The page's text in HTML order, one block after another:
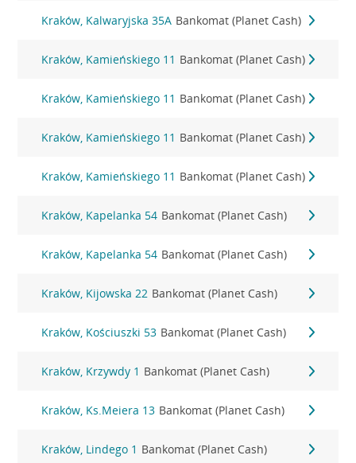
Kraków, Kalwaryjska 35A Bankomat (Planet Cash)
Kraków, Kamieńskiego 11 Bankomat (Planet Cash)
Kraków, Kamieńskiego 11 Bankomat (Planet Cash)
Kraków, Kamieńskiego 11 Bankomat (Planet Cash)
Kraków, Kamieńskiego 11 Bankomat (Planet Cash)
Kraków, Kapelanka 54 Bankomat (Planet Cash)
Kraków, Kapelanka 54 Bankomat (Planet Cash)
Kraków, Kijowska 22 Bankomat (Planet Cash)
Kraków, Kościuszki 53 Bankomat (Planet Cash)
Kraków, Krzywdy 1 Bankomat (Planet Cash)
Kraków, Ks.Meiera 13 Bankomat (Planet Cash)
Kraków, Lindego 1 Bankomat (Planet Cash)